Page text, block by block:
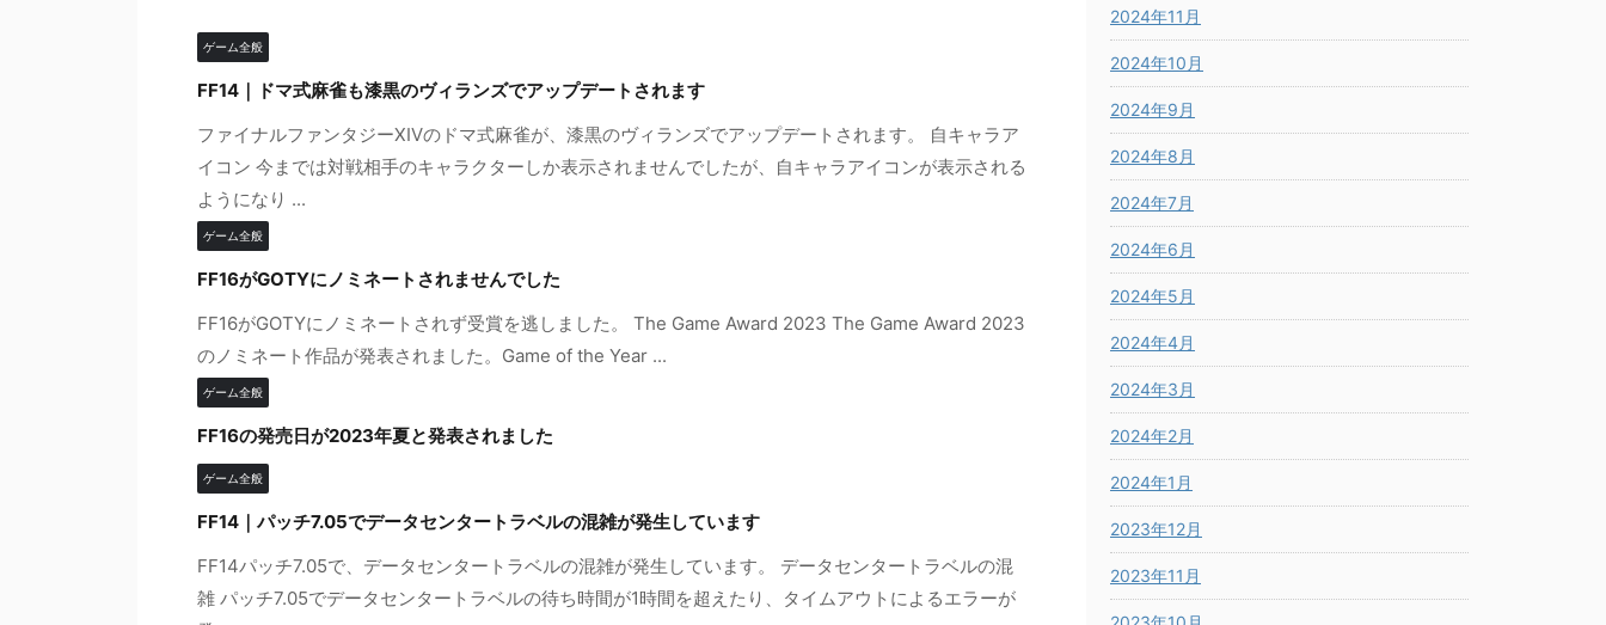
ゲーム全般
FF14｜ドマ式麻雀も漆黒のヴィランズでアップデートされます
ファイナルファンタジーXIVのドマ式麻雀が、漆黒のヴィランズでアップデートされます。 自キャラア
イコン 今までは対戦相手のキャラクターしか表示されませんでしたが、自キャラアイコンが表示される
ようになり ...
ゲーム全般
FF16がGOTYにノミネートされませんでした
FF16がGOTYにノミネートされず受賞を逃しました。 The Game Award 2023 The Game Award 2023
のノミネート作品が発表されました。Game of the Year ...
ゲーム全般
FF16の発売日が2023年夏と発表されました
ゲーム全般
FF14｜パッチ7.05でデータセンタートラベルの混雑が発生しています
FF14パッチ7.05で、データセンタートラベルの混雑が発生しています。 データセンタートラベルの混
雑 パッチ7.05でデータセンタートラベルの待ち時間が1時間を超えたり、タイムアウトによるエラーが
2024年11月
2024年10月
2024年9月
2024年8月
2024年7月
2024年6月
2024年5月
2024年4月
2024年3月
2024年2月
2024年1月
2023年12月
2023年11月